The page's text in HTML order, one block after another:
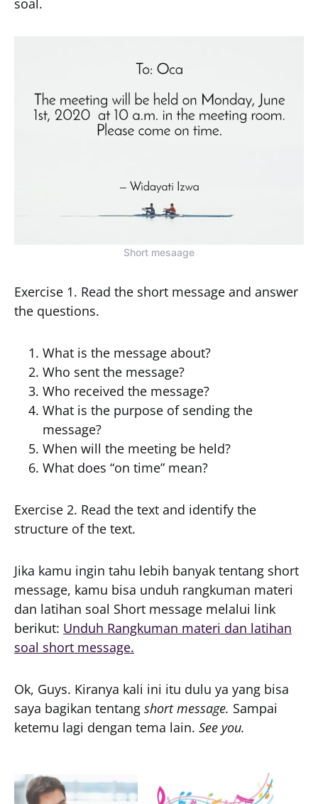
soal.
Short mesaage
Exercise 1. Read the short message and answer
the questions.
What is the message about?
Who sent the message?
Who received the message?
What is the purpose of sending the
message?
When will the meeting be held?
What does “on time” mean?
Exercise 2. Read the text and identify the
structure of the text.
Jika kamu ingin tahu lebih banyak tentang short
message, kamu bisa unduh rangkuman materi
dan latihan soal Short message melalui link
berikut: Unduh Rangkuman materi dan latihan
soal short message.
Ok, Guys. Kiranya kali ini itu dulu ya yang bisa
saya bagikan tentang short message. Sampai
ketemu lagi dengan tema lain. See you.